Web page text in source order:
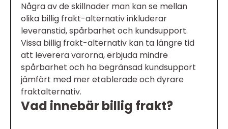
Några av de skillnader man kan se mellan
olika billig frakt-alternativ inkluderar
leveranstid, spårbarhet och kundsupport.
Vissa billig frakt-alternativ kan ta längre tid
att leverera varorna, erbjuda mindre
spårbarhet och ha begränsad kundsupport
jämfört med mer etablerade och dyrare
fraktalternativ.
Vad innebär billig frakt?